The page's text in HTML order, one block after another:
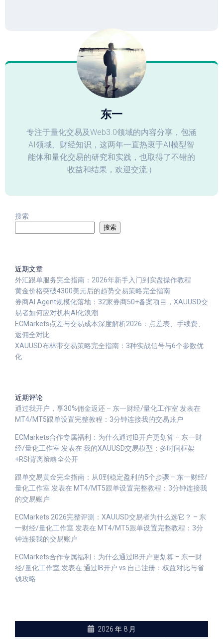
东一
专注于量化交易及Web3.0领域的内容分享，包涵
AI领域、财经知识，这两年一直热衷于AI模型智
能体和量化交易的研究和实践，也取得了不错的
收益和结果，欢迎交流:）
搜索
搜索
近期文章
外汇跟单服务完全指南：2026年新手入门到实盘操作教程
黄金价格突破4300美元后的趋势交易策略完全指南
券商AI Agent规模化落地：32家券商50+备案项目，XAUUSD交
易者如何应对机构AI化浪潮
ECMarkets点差与交易成本深度解析2026：点差表、手续费、
返佣全对比
XAUUSD布林带交易策略完全指南：3种实战信号与6个参数优
化
近期评论
通过我开户，享30%佣金返还 – 东一财经/量化工作室 发表在
MT4/MT5跟单设置完整教程：3分钟连接我的交易账户
ECMarkets合作专属福利：为什么通过IB开户更划算 – 东一财
经/量化工作室 发表在 我的XAUUSD交易模型：多时间框架
+RSI背离策略全公开
跟单交易黄金完全指南：从0到稳定盈利的5个步骤 – 东一财经/
量化工作室 发表在 MT4/MT5跟单设置完整教程：3分钟连接我
的交易账户
ECMarkets 2026完整评测：XAUUSD交易者为什么选它？ – 东
一财经/量化工作室 发表在 MT4/MT5跟单设置完整教程：3分
钟连接我的交易账户
ECMarkets合作专属福利：为什么通过IB开户更划算 – 东一财
经/量化工作室 发表在 通过IB开户 vs 自己注册：权益对比与省
钱攻略
2026 年 8 月